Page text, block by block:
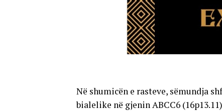
Në shumicën e rasteve, sëmundja
bialelike në gjenin ABCC6